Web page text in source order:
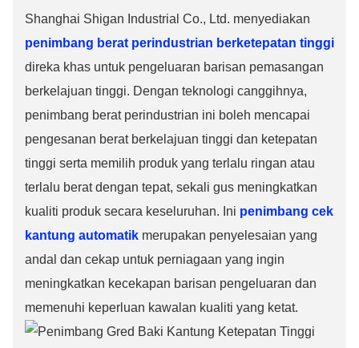
Shanghai Shigan Industrial Co., Ltd. menyediakan
penimbang berat perindustrian berketepatan tinggi
direka khas untuk pengeluaran barisan pemasangan
berkelajuan tinggi. Dengan teknologi canggihnya,
penimbang berat perindustrian ini boleh mencapai
pengesanan berat berkelajuan tinggi dan ketepatan
tinggi serta memilih produk yang terlalu ringan atau
terlalu berat dengan tepat, sekali gus meningkatkan
kualiti produk secara keseluruhan. Ini penimbang cek
kantung automatikmerupakan penyelesaian yang
andal dan cekap untuk perniagaan yang ingin
meningkatkan kecekapan barisan pengeluaran dan
memenuhi keperluan kawalan kualiti yang ketat.